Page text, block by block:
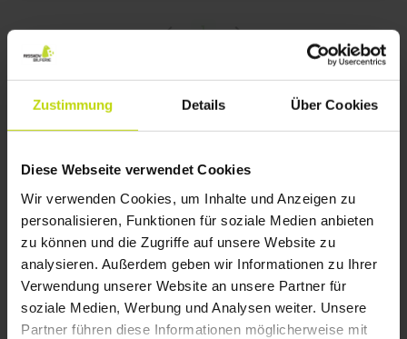
Zustimmung Details Über Cookies
Diese Webseite verwendet Cookies
Wir verwenden Cookies, um Inhalte und Anzeigen zu
personalisieren, Funktionen für soziale Medien anbieten
zu können und die Zugriffe auf unsere Website zu
analysieren. Außerdem geben wir Informationen zu Ihrer
Verwendung unserer Website an unsere Partner für
soziale Medien, Werbung und Analysen weiter. Unsere
Partner führen diese Informationen möglicherweise mit
1
FAQ
Selbstfahrer-Urlaub in Roskilde – finde das
Ja, Risskov bietet mehrere Hotels in Selbstfahrer-Urlaub in
Roskilde – finde das perfekte Hotel! mit Ladestationen für
Elektrofahrzeuge. Nutzen Sie den Filter „E-Ladestation“ unter
Ausstattung.
Welche Hotels in Selbstfahrer-Urlaub in
Roskilde – finde das perfekte Hotel! sind laut
Gästebewertungen am besten?